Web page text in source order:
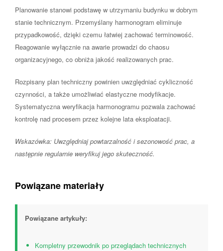
Planowanie stanowi podstawę w utrzymaniu budynku w dobrym
stanie technicznym. Przemyślany harmonogram eliminuje
przypadkowość, dzięki czemu łatwiej zachować terminowość.
Reagowanie wyłącznie na awarie prowadzi do chaosu
organizacyjnego, co obniża jakość realizowanych prac.
Rozpisany plan techniczny powinien uwzględniać cykliczność
czynności, a także umożliwiać elastyczne modyfikacje.
Systematyczna weryfikacja harmonogramu pozwala zachować
kontrolę nad procesem przez kolejne lata eksploatacji.
Wskazówka: Uwzględniaj powtarzalność i sezonowość prac, a
następnie regularnie weryfikuj jego skuteczność.
Powiązane materiały
Powiązane artykuły:
Kompletny przewodnik po przeglądach technicznych